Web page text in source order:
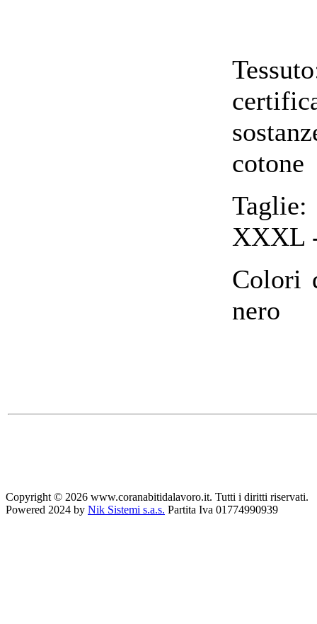
cotone
XXXL
Colori
nero
Copyright © 2026 www.coranabitidalavoro.it. Tutti i diritti riservati.
Powered 2024 by Nik Sistemi s.a.s. Partita Iva 01774990939